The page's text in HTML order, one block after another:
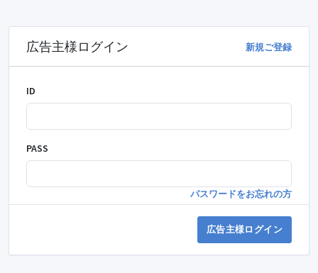
広告主様ログイン 新規ご登録
ID
PASS
パスワードをお忘れの方